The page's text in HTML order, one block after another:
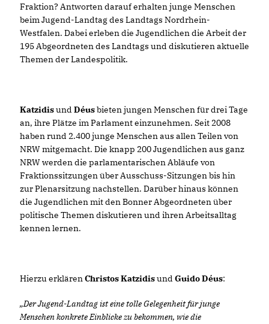
Fraktion? Antworten darauf erhalten junge Menschen
beim Jugend-Landtag des Landtags Nordrhein-
Westfalen. Dabei erleben die Jugendlichen die Arbeit der
195 Abgeordneten des Landtags und diskutieren aktuelle
Themen der Landespolitik.
Katzidisund Déusbieten jungen Menschen für drei Tage
an, ihre Plätze im Parlament einzunehmen. Seit 2008
haben rund 2.400 junge Menschen aus allen Teilen von
NRW mitgemacht. Die knapp 200 Jugendlichen aus ganz
NRW werden die parlamentarischen Abläufe von
Fraktionssitzungen über Ausschuss-Sitzungen bis hin
zur Plenarsitzung nachstellen. Darüber hinaus können
die Jugendlichen mit den Bonner Abgeordneten über
politische Themen diskutieren und ihren Arbeitsalltag
kennen lernen.
Hierzu erklärenChristos Katzidisund Guido Déus:
Der Jugend-Landtag ist eine tolle Gelegenheit für junge
Menschen konkrete Einblicke zu bekommen, wie die